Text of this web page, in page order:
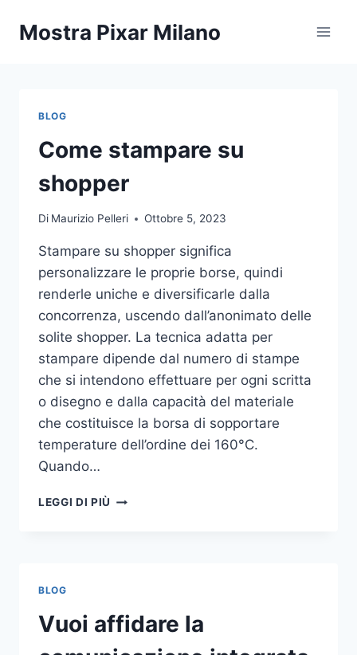
Mostra Pixar Milano
BLOG
Come stampare su
shopper
Di Maurizio Pelleri Ottobre 5, 2023
Stampare su shopper significa
personalizzare le proprie borse, quindi
renderle uniche e diversificarle dalla
concorrenza, uscendo dall’anonimato delle
solite shopper. La tecnica adatta per
stampare dipende dal numero di stampe
che si intendono effettuare per ogni scritta
o disegno e dalla capacità del materiale
che costituisce la borsa di sopportare
temperature dell’ordine dei 160°C.
Quando…
LEGGI DI PIÙ COME
BLOG
Vuoi affidare la